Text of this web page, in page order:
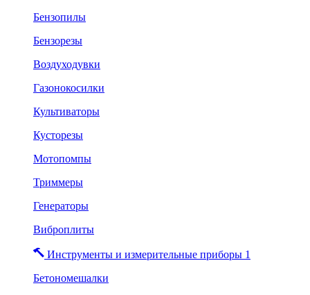
Бензопилы
Бензорезы
Воздуходувки
Газонокосилки
Культиваторы
Кусторезы
Мотопомпы
Триммеры
Генераторы
Виброплиты
Инструменты и измерительные приборы 1
Бетономешалки